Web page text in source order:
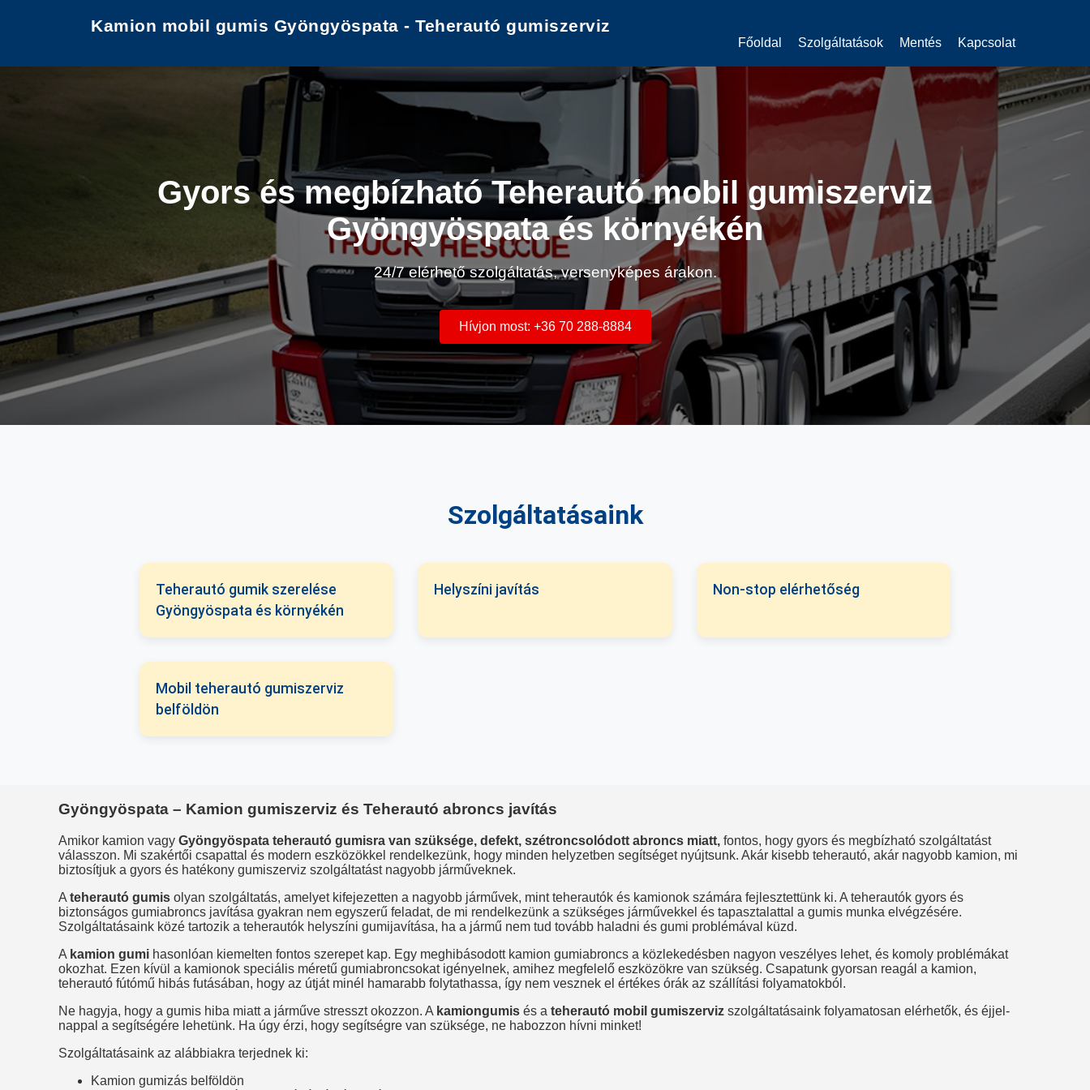
Kamion mobil gumis Gyöngyöspata - Teherautó gumiszerviz
Főoldal Szolgáltatások Mentés Kapcsolat
Gyors és megbízható Teherautó mobil gumiszerviz
Gyöngyöspata és környékén
24/7 elérhető szolgáltatás, versenyképes árakon.
Hívjon most: +36 70 288-8884
Szolgáltatásaink
Teherautó gumik szerelése
Gyöngyöspata és környékén
Helyszíni javítás Non-stop elérhetőség
Mobil teherautó gumiszerviz
belföldön
Gyöngyöspata – Kamion gumiszerviz és Teherautó abroncs javítás
Amikor kamion vagy Gyöngyöspata teherautó gumisra van szüksége, defekt, szétroncsolódott abroncs miatt, fontos, hogy gyors és megbízható szolgáltatást
válasszon. Mi szakértői csapattal és modern eszközökkel rendelkezünk, hogy minden helyzetben segítséget nyújtsunk. Akár kisebb teherautó, akár nagyobb kamion, mi
biztosítjuk a gyors és hatékony gumiszerviz szolgáltatást nagyobb járműveknek.
A teherautó gumis olyan szolgáltatás, amelyet kifejezetten a nagyobb járművek, mint teherautók és kamionok számára fejlesztettünk ki. A teherautók gyors és
biztonságos gumiabroncs javítása gyakran nem egyszerű feladat, de mi rendelkezünk a szükséges járművekkel és tapasztalattal a gumis munka elvégzésére.
Szolgáltatásaink közé tartozik a teherautók helyszíni gumijavítása, ha a jármű nem tud tovább haladni és gumi problémával küzd.
A kamion gumi hasonlóan kiemelten fontos szerepet kap. Egy meghibásodott kamion gumiabroncs a közlekedésben nagyon veszélyes lehet, és komoly problémákat
okozhat. Ezen kívül a kamionok speciális méretű gumiabroncsokat igényelnek, amihez megfelelő eszközökre van szükség. Csapatunk gyorsan reagál a kamion,
teherautó fútómű hibás futásában, hogy az útját minél hamarabb folytathassa, így nem vesznek el értékes órák az szállítási folyamatokból.
Ne hagyja, hogy a gumis hiba miatt a járműve stresszt okozzon. A kamiongumis és a teherautó mobil gumiszerviz szolgáltatásaink folyamatosan elérhetők, és éjjel-
nappal a segítségére lehetünk. Ha úgy érzi, hogy segítségre van szüksége, ne habozzon hívni minket!
Szolgáltatásaink az alábbiakra terjednek ki:
Kamion gumizás belföldön